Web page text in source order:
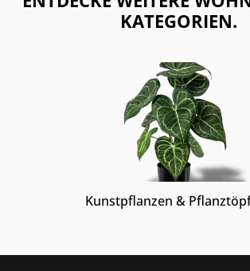
KATEGORIEN.
Kategoriegalerie überspringen
Kunstpflanzen &